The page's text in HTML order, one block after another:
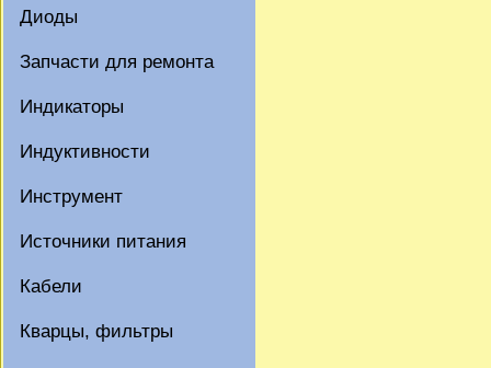
Диоды
Запчасти для ремонта
Индикаторы
Индуктивности
Инструмент
Источники питания
Кабели
Кварцы, фильтры